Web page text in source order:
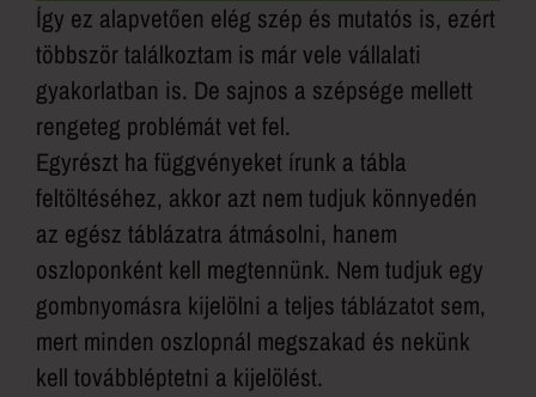
Így ez alapvetően elég szép és mutatós is, ezért
többször találkoztam is már vele vállalati
gyakorlatban is. De sajnos a szépsége mellett
rengeteg problémát vet fel.
Egyrészt ha függvényeket írunk a tábla
feltöltéséhez, akkor azt nem tudjuk könnyedén
az egész táblázatra átmásolni, hanem
oszloponként kell megtennünk. Nem tudjuk egy
gombnyomásra kijelölni a teljes táblázatot sem,
mert minden oszlopnál megszakad és nekünk
kell továbbléptetni a kijelölést.